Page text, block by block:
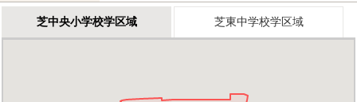
芝中央小学校学区域 芝東中学校学区域